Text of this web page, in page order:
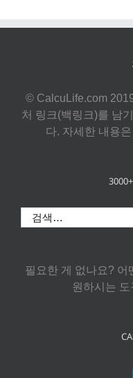
© CalcuLife.com
처 링크(백링크)를 남
다. 자세한 내용은
색:
필요한 게 없나요? 어
원하시는